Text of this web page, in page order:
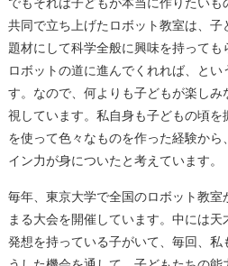
共同で立ち上げたロボット教室は、
題材にして科学全般に興味を持って
ロボットの道に進んでくれれば、とい
す。なので、何よりも子どもが楽し
視しています。私自身も子どもの頃を
を使って色々なものを作った経験か
イン力が身についたと考えています。
毎年、東京大学で全国のロボット教
まる大会を開催しています。中には
発想を持っている子がいて、毎回、私